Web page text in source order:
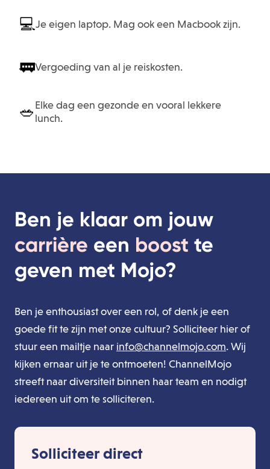
💻Je eigen laptop. Mag ook een Macbook zijn.
🚃Vergoeding van al je reiskosten.
🥗Elke dag een gezonde en vooral lekkere
lunch.
Ben je klaar om jouw
carrière een boost te
geven met Mojo?
Ben je enthousiast over een rol, of denk je een
goede fit te zijn met onze cultuur? Solliciteer hier of
stuur een mailtje naar info@channelmojo.com. Wij
kijken ernaar uit je te ontmoeten! ChannelMojo
streeft naar diversiteit binnen haar team en nodigt
iedereen uit om te solliciteren.
Solliciteer direct